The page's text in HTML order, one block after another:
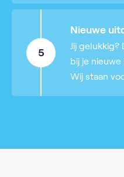
5
Nieuwe
Jij gelukkig?
bij je nieuwe
Wij staan